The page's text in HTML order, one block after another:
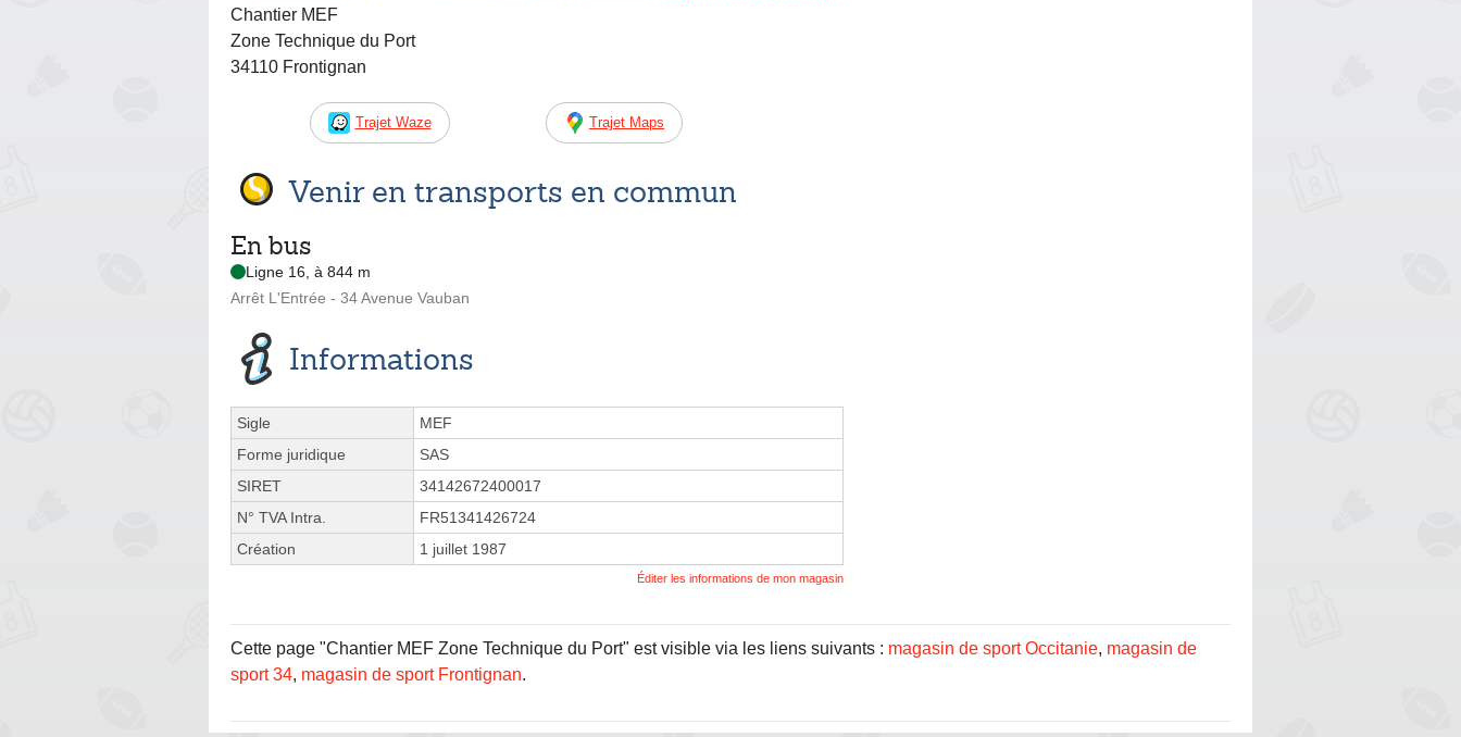
Chantier MEF
Zone Technique du Port
34110 Frontignan
Trajet Waze Trajet Maps
Venir en transports en commun
En bus
Ligne 16, à 844 m
Arrêt L'Entrée - 34 Avenue Vauban
Informations
Sigle
MEF
Forme juridique
SAS
SIRET
34142672400017
N° TVA Intra.
FR51341426724
Création
1 juillet 1987
Éditer les informations de mon magasin
Cette page "Chantier MEF Zone Technique du Port" est visible via les liens suivants : magasin de sport Occitanie, magasin de
sport 34, magasin de sport Frontignan.